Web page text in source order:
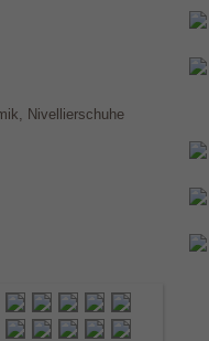
Nivellierschuhe